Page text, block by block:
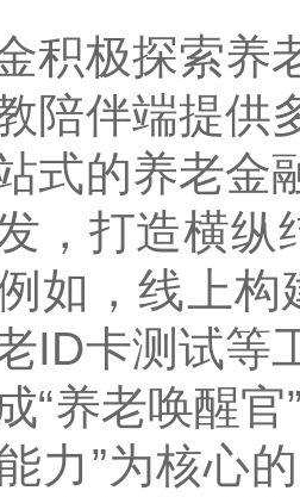
积极探索养
陪伴端提供
式的养老金
，打造横纵
如，线上构
ID卡测试等
“养老唤醒
力”为核心